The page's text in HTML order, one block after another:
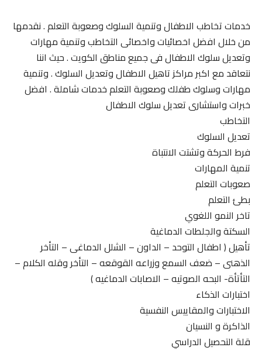
خدمات تخاطب الاطفال وتنمية السلوك وصعوبة التعلم . نقدمها
من خلال افضل اخصائيات واخصائى التخاطب وتنمية مهارات
وتعديل سلوك الاطفال فى جميع مناطق الكويت . حيث اننا
نتعاقد مع اكبر مراكز تاهيل الاطفال وتعديل السلوك . وتنمية
مهارات وسلوك طفلك وصعوبة التعلم خدمات شاملة . افضل
خبرات واستشارى تعديل سلوك الاطفال
التخاطب
تعديل السلوك
فرط الحركة وتشتت الانتباة
تنمية المهارات
صعوبات التعلم
بطئ التعلم
تاخر النمو اللغوي
السكتة والجلطات الدماغية
تأهيل ( اطفال التوحد – الداون – الشلل الدماغى – التأخر
الذهنى – ضعف السمع وزراعه القوقعه – التأخر وقله الكلام –
التأتأة- البحه الصوتيه – الاصابات الدماغيه )
اختبارات الذكاء
الاختبارات والمقاييس النفسية
الذاكرة و النسيان
قلة التحصيل الدراسي